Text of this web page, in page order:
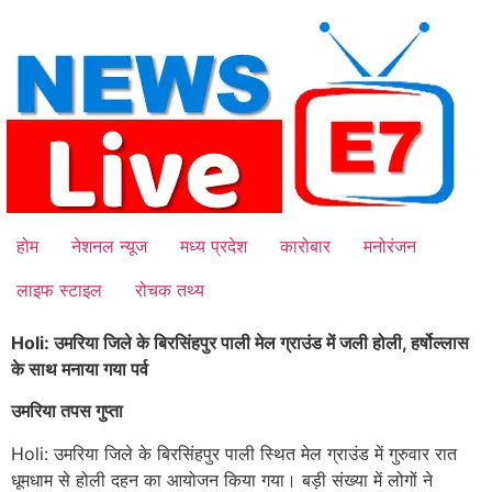
content
होम नेशनल न्यूज मध्य प्रदेश कारोबार
मनोरंजन
लाइफ स्टाइल
रोचक तथ्य
Holi: उमरिया जिले के बिरसिंहपुर पाली मेल ग्राउंड में जली होली, हर्षोल्लास
के साथ मनाया गया पर्व
उमरिया तपस गुप्ता
Holi: उमरिया जिले के बिरसिंहपुर पाली स्थित मेल ग्राउंड में गुरुवार रात
धूमधाम से होली दहन का आयोजन किया गया। बड़ी संख्या में लोगों ने